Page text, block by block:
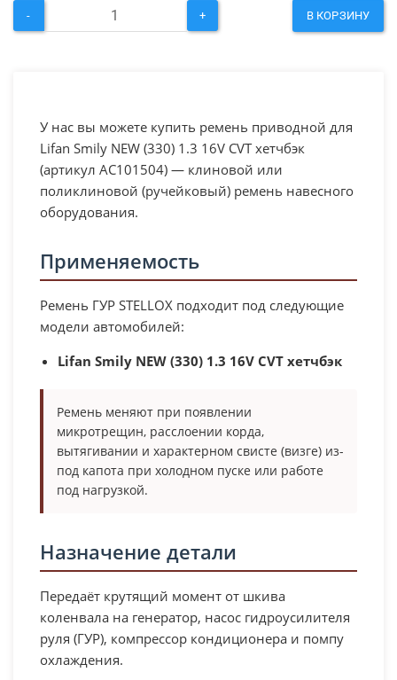
- + В КОРЗИНУ
У нас вы можете купить ремень приводной для
Lifan Smily NEW (330) 1.3 16V CVT хетчбэк
(артикул AC101504) — клиновой или
поликлиновой (ручейковый) ремень навесного
оборудования.
Применяемость
Ремень ГУР STELLOX подходит под следующие
модели автомобилей:
Lifan Smily NEW (330) 1.3 16V CVT хетчбэк
Ремень меняют при появлении
микротрещин, расслоении корда,
вытягивании и характерном свисте (визге) из-
под капота при холодном пуске или работе
под нагрузкой.
Назначение детали
Передаёт крутящий момент от шкива
коленвала на генератор, насос гидроусилителя
руля (ГУР), компрессор кондиционера и помпу
охлаждения.